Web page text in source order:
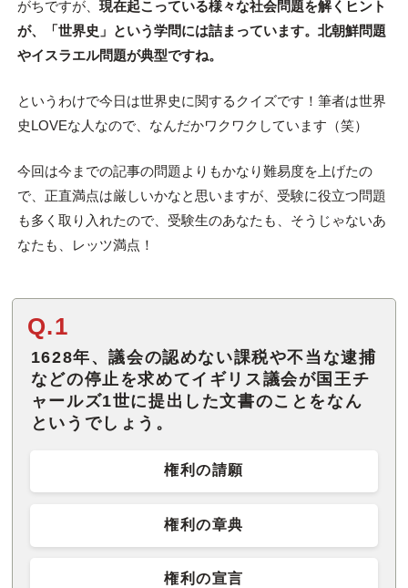
がちですが、 現在起こっている様々な社会問題を解くヒント
が、「世界史」という学問には詰まっています。北朝鮮問題
やイスラエル問題が典型ですね。
というわけで今日は世界史に関するクイズです！筆者は世界
史LOVEな人なので、なんだかワクワクしています（笑）
今回は今までの記事の問題よりもかなり難易度を上げたの
で、正直満点は厳しいかなと思いますが、受験に役立つ問題
も多く取り入れたので、受験生のあなたも、そうじゃないあ
なたも、レッツ満点！
Q.1
1628年、議会の認めない課税や不当な逮捕
などの停止を求めてイギリス議会が国王チ
ャールズ1世に提出した文書のことをなん
というでしょう。
権利の請願
権利の章典
権利の宣言